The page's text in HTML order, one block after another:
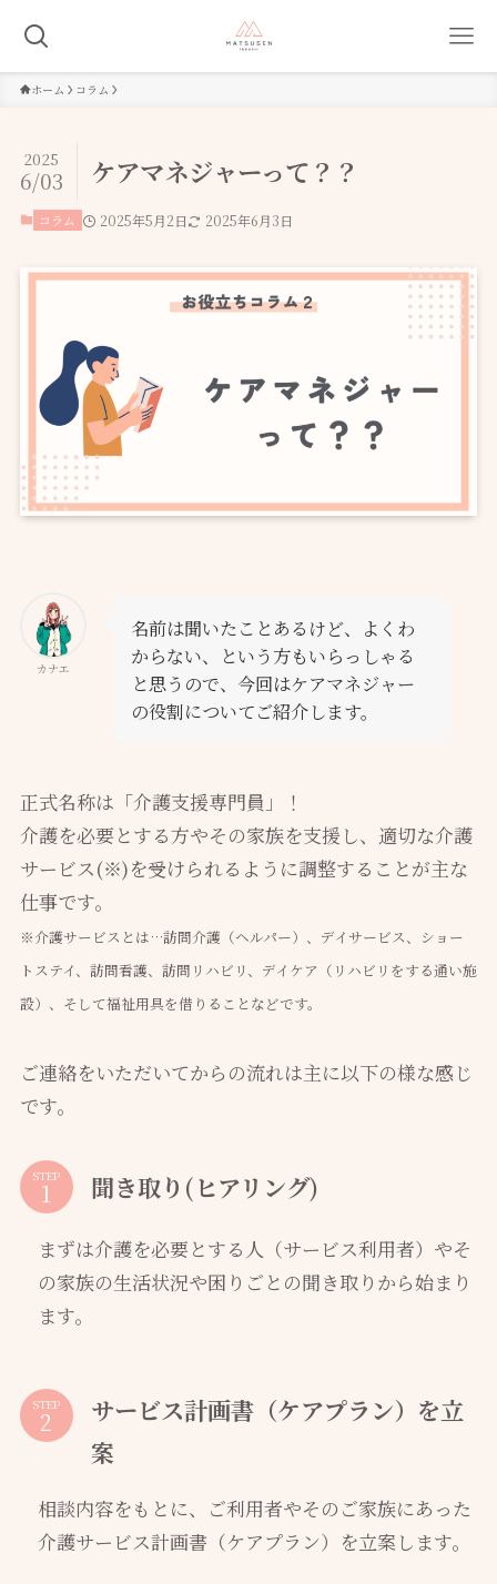
ホーム コラム
ケアマネジャーって？？
2025
6/03
コラム 2025年5月2日 2025年6月3日
カナエ
名前は聞いたことあるけど、よくわ
からない、という方もいらっしゃる
と思うので、今回はケアマネジャー
の役割についてご紹介します。
正式名称は「介護支援専門員」！
介護を必要とする方やその家族を支援し、適切な介護
サービス(※)を受けられるように調整することが主な
仕事です。
※介護サービスとは…訪問介護（ヘルパー）、デイサービス、ショー
トステイ、訪問看護、訪問リハビリ、デイケア（リハビリをする通い施
設）、そして福祉用具を借りることなどです。
ご連絡をいただいてからの流れは主に以下の様な感じ
です。
STEP 聞き取り(ヒアリング)
まずは介護を必要とする人（サービス利用者）やそ
の家族の生活状況や困りごとの聞き取りから始まり
ます。
STEP
サービス計画書（ケアプラン）を立
案
相談内容をもとに、ご利用者やそのご家族にあった
介護サービス計画書（ケアプラン）を立案します。